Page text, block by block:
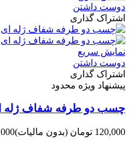
دوست داشتن
اشتراک گذاری
نمایش سریع
دوست داشتن
اشتراک گذاری
پیشنهاد ویژه محدود
چسب دو طرفه شفاف ژله ای 1 سانت
120,000 تومان (بدون مالیات)